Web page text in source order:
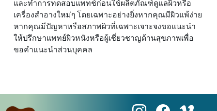
และทําการทดสอบแพทช์ก่อนใช้ผลิตภัณฑ์ดูแลผิวหรือ
เครื่องสําอางใหม่ๆ โดยเฉพาะอย่างยิ่งหากคุณมีผิวแพ้ง่าย
หากคุณมีปัญหาหรือสภาพผิวที่เฉพาะเจาะจงขอแนะนํา
ให้ปรึกษาแพทย์ผิวหนังหรือผู้เชี่ยวชาญด้านสุขภาพเพื่อ
ขอคําแนะนําส่วนบุคคล